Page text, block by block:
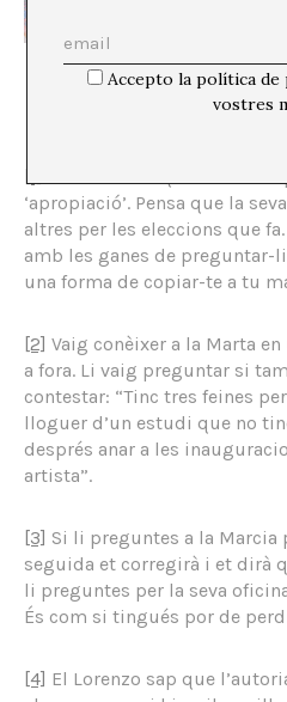
[1]
‘apropiació’. Pensa que la
altres per les eleccions que
amb les ganes de preguntar-
una forma de copiar-te a tu
[2] Vaig conèixer a la Marta
a fora. Li vaig preguntar si
contestar: “Tinc tres feines
lloguer d’un estudi que no
després anar a les
artista”.
[3] Si li preguntes a la Marcia
seguida et corregirà i et dirà
li preguntes per la seva
És com si tingués por de
[4] El Lorenzo sap que
Accepto la política
vostres